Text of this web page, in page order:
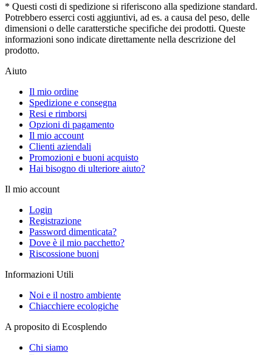
* Questi costi di spedizione si riferiscono alla spedizione standard.
Potrebbero esserci costi aggiuntivi, ad es. a causa del peso, delle
dimensioni o delle caratterstiche specifiche dei prodotti. Queste
informazioni sono indicate direttamente nella descrizione del
prodotto.
Aiuto
Il mio ordine
Spedizione e consegna
Resi e rimborsi
Opzioni di pagamento
Il mio account
Clienti aziendali
Promozioni e buoni acquisto
Hai bisogno di ulteriore aiuto?
Il mio account
Login
Registrazione
Password dimenticata?
Dove è il mio pacchetto?
Riscossione buoni
Informazioni Utili
Noi e il nostro ambiente
Chiacchiere ecologiche
A proposito di Ecosplendo
Chi siamo